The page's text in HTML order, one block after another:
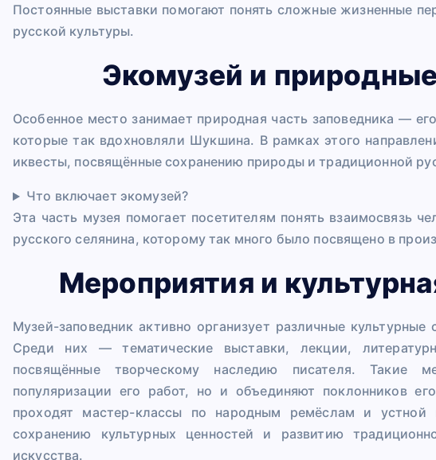
Постоянные выставки помогают понять сложные жизненные
русской культуры.
Экомузей и
Особенное место занимает природная часть заповедника —
которые так вдохновляли Шукшина. В рамках этого
иквесты, посвящённые сохранению природы и традиционной
Что включает экомузей?
Эта часть музея помогает посетителям понять взаимосвязь
русского селянина, которому так много было посвящено в
Мероприятия и
Музей-заповедник активно организует различные
Среди них — тематические выставки, лекции,
посвящённые творческому наследию писателя. Такие
популяризации его работ, но и объединяют поклонников
проходят мастер-классы по народным ремёслам и устной
сохранению культурных ценностей и развитию
искусства.